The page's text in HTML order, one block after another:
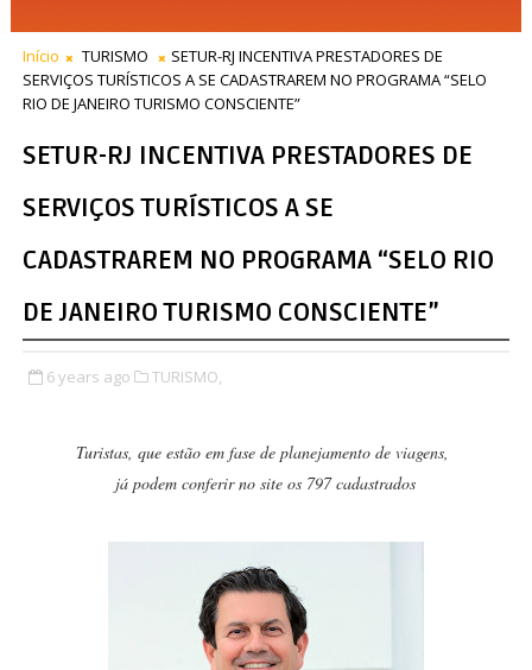
Início TURISMO
SETUR-RJ INCENTIVA PRESTADORES DE
SERVIÇOS TURÍSTICOS A SE CADASTRAREM NO PROGRAMA “SELO
RIO DE JANEIRO TURISMO CONSCIENTE”
SETUR-RJ INCENTIVA PRESTADORES DE
SERVIÇOS TURÍSTICOS A SE
CADASTRAREM NO PROGRAMA “SELO RIO
DE JANEIRO TURISMO CONSCIENTE”
6 years ago TURISMO,
Turistas, que estão em fase de planejamento de viagens,
já podem conferir no site os 797 cadastrados